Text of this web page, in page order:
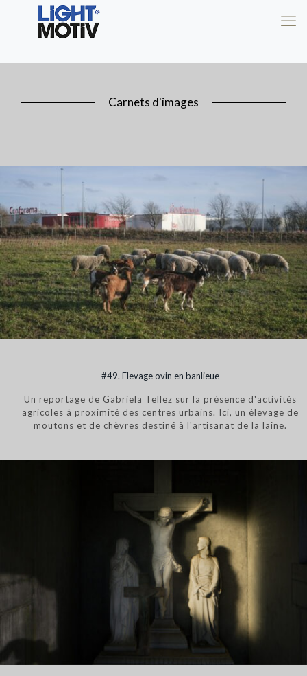
Carnets d'images
#49. Elevage ovin en banlieue
Un reportage de Gabriela Tellez sur la présence d'activités
agricoles à proximité des centres urbains. Ici, un élevage de
moutons et de chèvres destiné à l'artisanat de la laine.